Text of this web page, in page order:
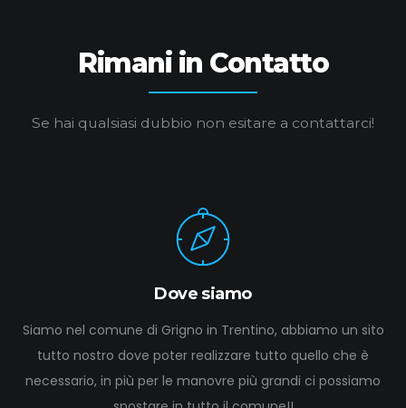
Rimani in Contatto
Se hai qualsiasi dubbio non esitare a contattarci!
Dove siamo
Siamo nel comune di Grigno in Trentino, abbiamo un sito
tutto nostro dove poter realizzare tutto quello che è
necessario, in più per le manovre più grandi ci possiamo